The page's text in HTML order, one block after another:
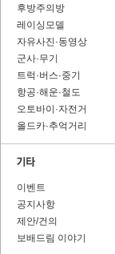
후방주의방
레이싱모델
자유사진·동영상
군사·무기
트럭·버스·중기
항공·해운·철도
오토바이·자전거
올드카·추억거리
이벤트
공지사항
제안/건의
보배드림 이야기